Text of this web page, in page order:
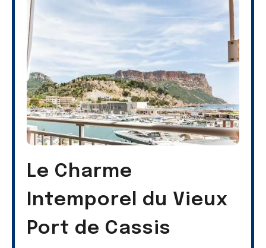
Le Charme
Intemporel du Vieux
Port de Cassis